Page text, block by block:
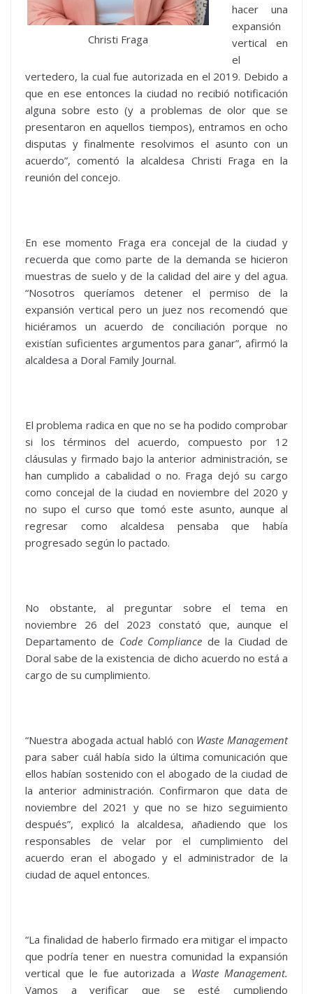
Christi Fraga
hacer una
expansión
vertical en
el
vertedero, la cual fue autorizada en el 2019. Debido a
que en ese entonces la ciudad no recibió notificación
alguna sobre esto (y a problemas de olor que se
presentaron en aquellos tiempos), entramos en ocho
disputas y finalmente resolvimos el asunto con un
acuerdo”, comentó la alcaldesa Christi Fraga en la
reunión del concejo.
En ese momento Fraga era concejal de la ciudad y
recuerda que como parte de la demanda se hicieron
muestras de suelo y de la calidad del aire y del agua.
“Nosotros queríamos detener el permiso de la
expansión vertical pero un juez nos recomendó que
hiciéramos un acuerdo de conciliación porque no
existían suficientes argumentos para ganar”, afirmó la
alcaldesa a Doral Family Journal.
El problema radica en que no se ha podido comprobar
si los términos del acuerdo, compuesto por 12
cláusulas y firmado bajo la anterior administración, se
han cumplido a cabalidad o no. Fraga dejó su cargo
como concejal de la ciudad en noviembre del 2020 y
no supo el curso que tomó este asunto, aunque al
regresar como alcaldesa pensaba que había
progresado según lo pactado.
No obstante, al preguntar sobre el tema en
noviembre 26 del 2023 constató que, aunque el
Departamento de Code Compliance de la Ciudad de
Doral sabe de la existencia de dicho acuerdo no está a
cargo de su cumplimiento.
“Nuestra abogada actual habló con Waste Management
para saber cuál había sido la última comunicación que
ellos habían sostenido con el abogado de la ciudad de
la anterior administración. Confirmaron que data de
noviembre del 2021 y que no se hizo seguimiento
después”, explicó la alcaldesa, añadiendo que los
responsables de velar por el cumplimiento del
acuerdo eran el abogado y el administrador de la
ciudad de aquel entonces.
“La finalidad de haberlo firmado era mitigar el impacto
que podría tener en nuestra comunidad la expansión
vertical que le fue autorizada a Waste Management.
Vamos a verificar que se esté cumpliendo